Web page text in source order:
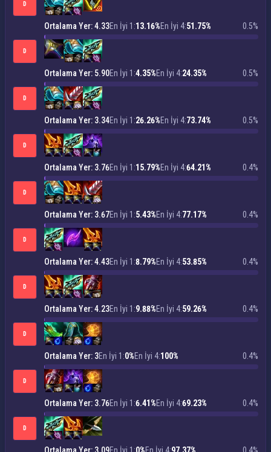
D
Ortalama Yer: 4.33En İyi 1:13.16%En İyi 4:51.75% 0.5%
D
Ortalama Yer: 5.90En İyi 1:4.35%En İyi 4:24.35% 0.5%
D
Ortalama Yer: 3.34En İyi 1:26.26%En İyi 4:73.74% 0.5%
D
Ortalama Yer: 3.76En İyi 1:15.79%En İyi 4:64.21% 0.4%
D
Ortalama Yer: 3.67En İyi 1:5.43%En İyi 4:77.17% 0.4%
D
Ortalama Yer: 4.43En İyi 1:8.79%En İyi 4:53.85% 0.4%
D
Ortalama Yer: 4.23En İyi 1:9.88%En İyi 4:59.26% 0.4%
D
Ortalama Yer: 3En İyi 1:0%En İyi 4:100% 0.4%
D
Ortalama Yer: 3.76En İyi 1:6.41%En İyi 4:69.23% 0.4%
D